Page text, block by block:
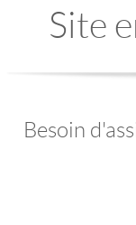
Site
Besoin